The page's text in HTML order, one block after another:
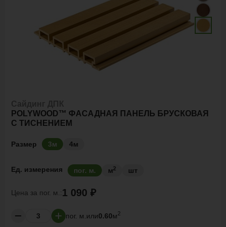
POLYWOOD™ ФАСАДНАЯ ПАНЕЛЬ БРУСКОВАЯ
С ТИСНЕНИЕМ
Размер 3м 4м
Ед. измерения пог. м. м2 шт
Цена за пог. м.:1 090 ₽
пог. м. или0.60м2